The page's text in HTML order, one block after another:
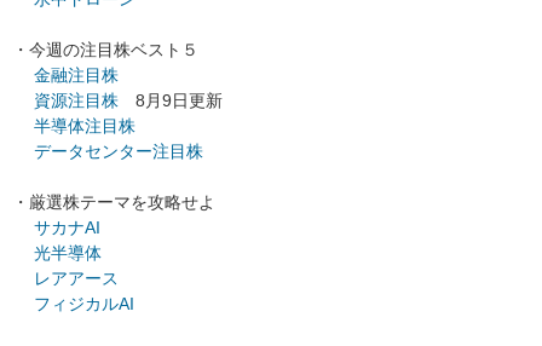
・今週の注目株ベスト５
金融注目株
資源注目株 8月9日更新
半導体注目株
データセンター注目株
・厳選株テーマを攻略せよ
サカナAI
光半導体
レアアース
フィジカルAI